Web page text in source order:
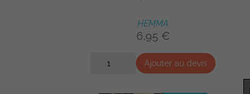
HEMMA
6,95 €
Ajouter au devis